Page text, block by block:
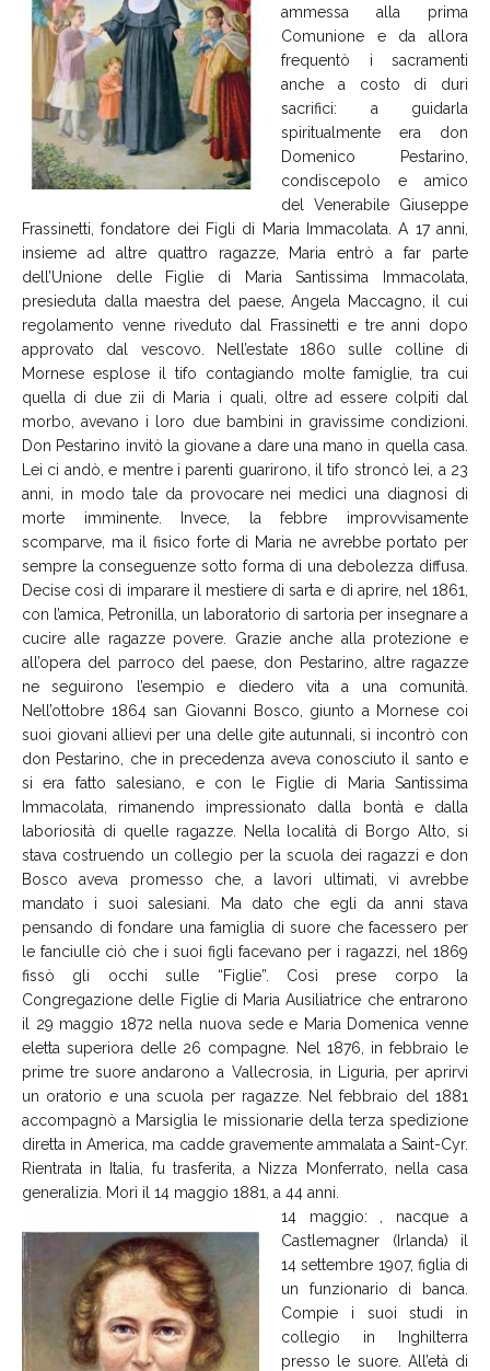
ammessa alla prima
Comunione e da allora
frequentò i sacramenti
anche a costo di duri
sacrifici: a guidarla
spiritualmente era don
Domenico Pestarino,
condiscepolo e amico
del Venerabile Giuseppe
Frassinetti, fondatore dei Figli di Maria Immacolata. A 17 anni,
insieme ad altre quattro ragazze, Maria entrò a far parte
dell’Unione delle Figlie di Maria Santissima Immacolata,
presieduta dalla maestra del paese, Angela Maccagno, il cui
regolamento venne riveduto dal Frassinetti e tre anni dopo
approvato dal vescovo. Nell’estate 1860 sulle colline di
Mornese esplose il tifo contagiando molte famiglie, tra cui
quella di due zii di Maria i quali, oltre ad essere colpiti dal
morbo, avevano i loro due bambini in gravissime condizioni.
Don Pestarino invitò la giovane a dare una mano in quella casa.
Lei ci andò, e mentre i parenti guarirono, il tifo stroncò lei, a 23
anni, in modo tale da provocare nei medici una diagnosi di
morte imminente. Invece, la febbre improvvisamente
scomparve, ma il fisico forte di Maria ne avrebbe portato per
sempre la conseguenze sotto forma di una debolezza diffusa.
Decise così di imparare il mestiere di sarta e di aprire, nel 1861,
con l’amica, Petronilla, un laboratorio di sartoria per insegnare a
cucire alle ragazze povere. Grazie anche alla protezione e
all’opera del parroco del paese, don Pestarino, altre ragazze
ne seguirono l’esempio e diedero vita a una comunità.
Nell’ottobre 1864 san Giovanni Bosco, giunto a Mornese coi
suoi giovani allievi per una delle gite autunnali, si incontrò con
don Pestarino, che in precedenza aveva conosciuto il santo e
si era fatto salesiano, e con le Figlie di Maria Santissima
Immacolata, rimanendo impressionato dalla bontà e dalla
laboriosità di quelle ragazze. Nella località di Borgo Alto, si
stava costruendo un collegio per la scuola dei ragazzi e don
Bosco aveva promesso che, a lavori ultimati, vi avrebbe
mandato i suoi salesiani. Ma dato che egli da anni stava
pensando di fondare una famiglia di suore che facessero per
le fanciulle ciò che i suoi figli facevano per i ragazzi, nel 1869
fissò gli occhi sulle “Figlie”. Così prese corpo la
Congregazione delle Figlie di Maria Ausiliatrice che entrarono
il 29 maggio 1872 nella nuova sede e Maria Domenica venne
eletta superiora delle 26 compagne. Nel 1876, in febbraio le
prime tre suore andarono a Vallecrosia, in Liguria, per aprirvi
un oratorio e una scuola per ragazze. Nel febbraio del 1881
accompagnò a Marsiglia le missionarie della terza spedizione
diretta in America, ma cadde gravemente ammalata a Saint-Cyr.
Rientrata in Italia, fu trasferita, a Nizza Monferrato, nella casa
generalizia. Morì il 14 maggio 1881, a 44 anni.
14 maggio: , nacque a
Castlemagner (Irlanda) il
14 settembre 1907, figlia di
un funzionario di banca.
Compie i suoi studi in
collegio in Inghilterra
presso le suore. All’età di